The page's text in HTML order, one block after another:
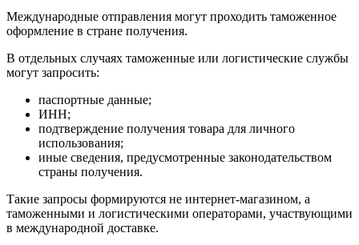
Международные отправления могут проходить таможенное
оформление в стране получения.
В отдельных случаях таможенные или логистические службы
могут запросить:
паспортные данные;
ИНН;
подтверждение получения товара для личного
использования;
иные сведения, предусмотренные законодательством
страны получения.
Такие запросы формируются не интернет-магазином, а
таможенными и логистическими операторами, участвующими
в международной доставке.